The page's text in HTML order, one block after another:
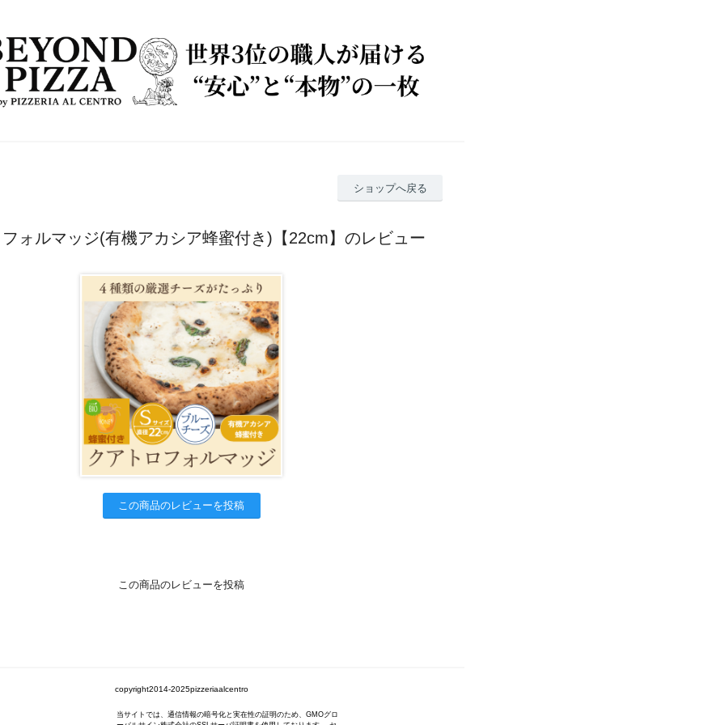
ショップへ戻る
ォルマッジ(有機アカシア蜂蜜付き)【22cm】のレビュー
この商品のレビューを投稿
この商品のレビューを投稿
copyright2014-2025pizzeriaalcentro
当サイトでは、通信情報の暗号化と実在性の証明のため、GMOグロ